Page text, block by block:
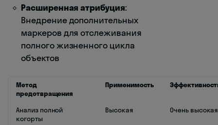
Расширенная атрибуция:
Внедрение дополнительных
маркеров для отслеживания
полного жизненного цикла
объектов
Метод
предотвращения
Применимость
Анализ полной
когорты
Высокая Очень высокая